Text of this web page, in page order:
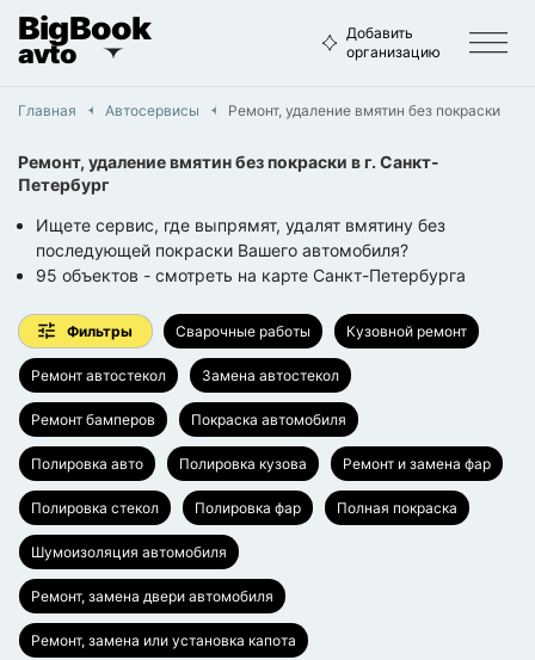
BigBook
avto
Добавить
организацию
Главная Автосервисы Ремонт, удаление вмятин без покраски
Ремонт, удаление вмятин без покраски в г. Санкт-
Петербург
Ищете сервис, где выпрямят, удалят вмятину без
последующей покраски Вашего автомобиля?
95 объектов - смотреть на карте Санкт-Петербурга
Фильтры Сварочные работы Кузовной ремонт
Ремонт автостекол Замена автостекол
Ремонт бамперов Покраска автомобиля
Полировка авто Полировка кузова Ремонт и замена фар
Полировка стекол Полировка фар Полная покраска
Шумоизоляция автомобиля
Ремонт, замена двери автомобиля
Ремонт, замена или установка капота